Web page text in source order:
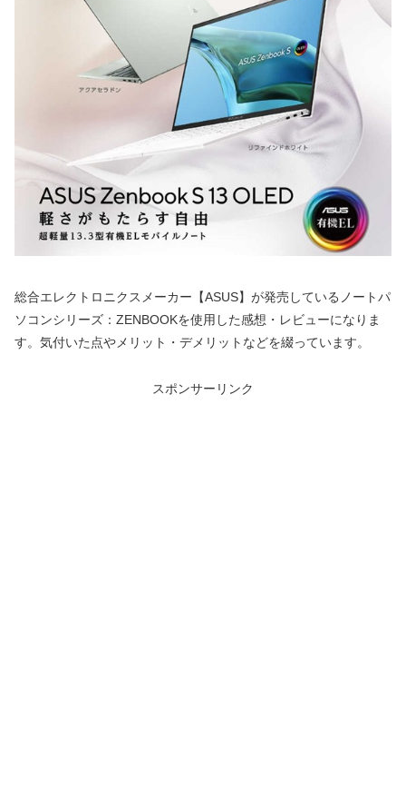
総合エレクトロニクスメーカー【ASUS】が発売しているノートパ
ソコンシリーズ：ZENBOOKを使用した感想・レビューになりま
す。気付いた点やメリット・デメリットなどを綴っています。
スポンサーリンク